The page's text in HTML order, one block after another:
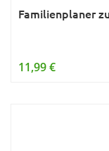
Familienplaner
11,99 €